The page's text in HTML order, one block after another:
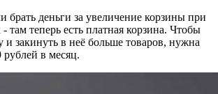
брать деньги за увеличение корзины при
там теперь есть платная корзина. Чтобы
и закинуть в неё больше товаров, нужна
в месяц.